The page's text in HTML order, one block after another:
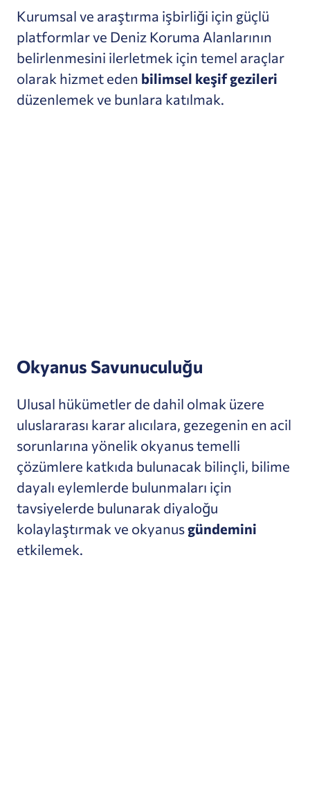
Kurumsal ve araştırma işbirliği için güçlü
platformlar ve Deniz Koruma Alanlarının
belirlenmesini ilerletmek için temel araçlar
olarak hizmet eden bilimsel keşif gezileri
düzenlemek ve bunlara katılmak.
Okyanus Savunuculuğu
Ulusal hükümetler de dahil olmak üzere
uluslararası karar alıcılara, gezegenin en acil
sorunlarına yönelik okyanus temelli
çözümlere katkıda bulunacak bilinçli, bilime
dayalı eylemlerde bulunmaları için
tavsiyelerde bulunarak diyaloğu
kolaylaştırmak ve okyanusgündemini
etkilemek.